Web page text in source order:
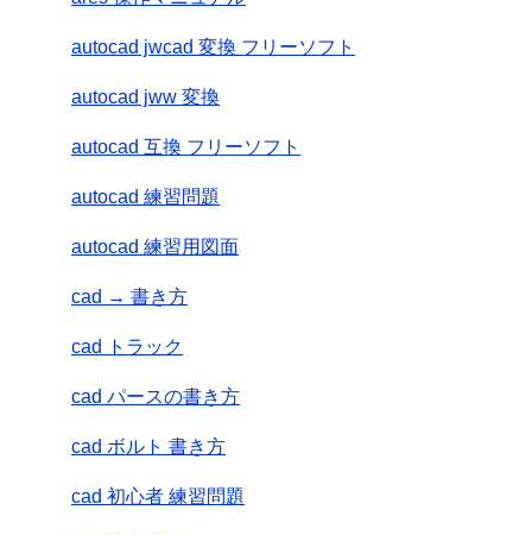
autocad jwcad 変換 フリーソフト
autocad jww 変換
autocad 互換 フリーソフト
autocad 練習問題
autocad 練習用図面
cad → 書き方
cad トラック
cad パースの書き方
cad ボルト 書き方
cad 初心者 練習問題